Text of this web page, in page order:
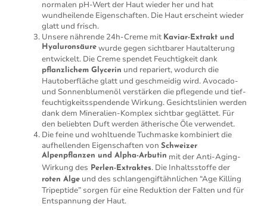
normalen pH-Wert der Haut wieder her und hat
wundheilende Eigenschaften. Die Haut erscheint wieder
glatt und frisch.
Unsere nährende 24h-Creme mit Kaviar-Extrakt und
Hyaluronsäurewurde gegen sichtbarer Hautalterung
entwickelt. Die Creme spendet Feuchtigkeit dank
pflanzlichem Glycerin und repariert, wodurch die
Hautoberfläche glatt und geschmeidig wird. Avocado-
und Sonnenblumenöl verstärken die pflegende und tief-
feuchtigkeitsspendende Wirkung. Gesichtslinien werden
dank dem Mineralien-Komplex sichtbar geglättet. Für
den beliebten Duft werden ätherische Öle verwendet.
Die feine und wohltuende Tuchmaske kombiniert die
aufhellenden Eigenschaften von Schweizer
Alpenpflanzen und Alpha-Arbutin mit der Anti-Aging-
Wirkung des Perlen-Extraktes. Die Inhaltsstoffe der
roten Alge und des schlangengiftähnlichen “Age Killing
Tripeptide” sorgen für eine Reduktion der Falten und für
Entspannung der Haut.